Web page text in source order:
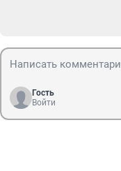
Гость
Войти